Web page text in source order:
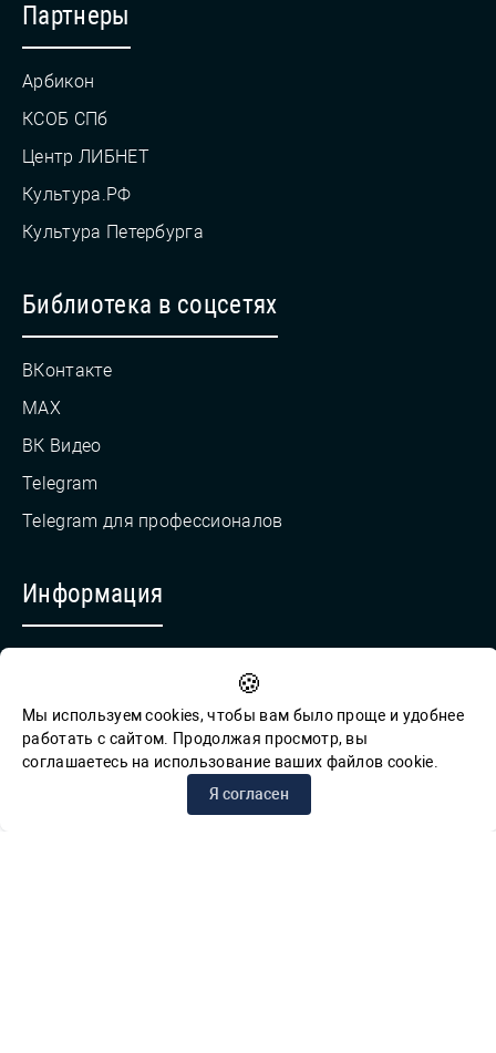
Партнеры
Арбикон
КСОБ СПб
Центр ЛИБНЕТ
Культура.РФ
Культура Петербурга
Библиотека в соцсетях
ВКонтакте
MAX
ВК Видео
Telegram
Telegram для профессионалов
Информация
Обратная связь для сообщений о фактах коррупции
© СПб ГБУК ГСЦБС, 2012-2026 гг.
🍪
Мы используем cookies, чтобы вам было проще и удобнее
работать с сайтом. Продолжая просмотр, вы
соглашаетесь на использование ваших файлов cookie.
Я согласен